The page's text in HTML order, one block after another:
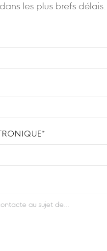
les plus brefs délais.